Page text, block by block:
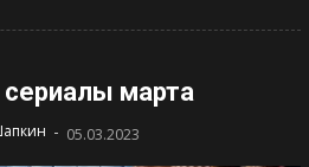
сериалы марта
- 05.03.2023